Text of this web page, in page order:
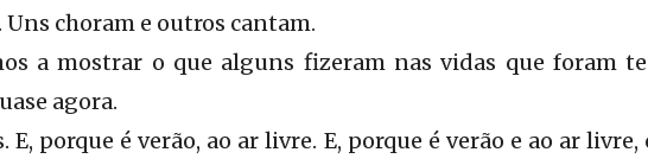
Uns choram e outros cantam.
a mostrar o que alguns fizeram nas vidas que foram
agora.
E, porque é verão, ao ar livre. E, porque é verão e ao ar